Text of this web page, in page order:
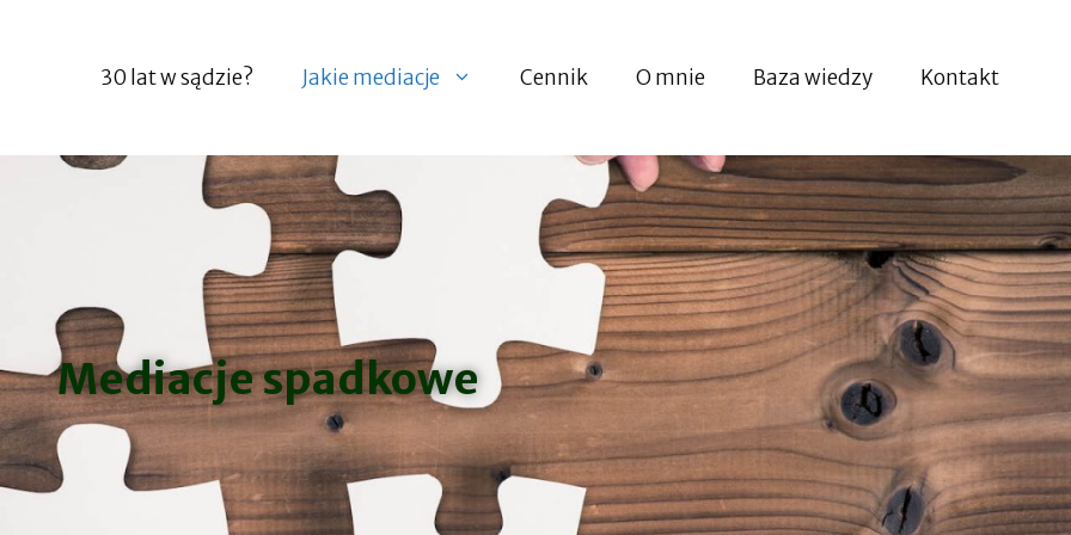
30 lat w sądzie? Jakie mediacje Cennik O mnie Baza wiedzy Kontakt
Mediacje spadkowe